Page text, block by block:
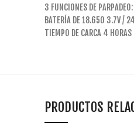
3 FUNCIONES DE
BATERÍA DE 18.650 3.7V /
TIEMPO DE CARCA 4 HORAS
PRODUCTOS